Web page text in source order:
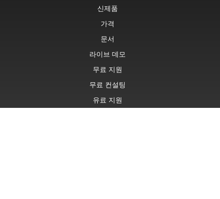
신제품
가격
문서
라이브 데모
무료 지원
무료 컨설팅
유료 지원